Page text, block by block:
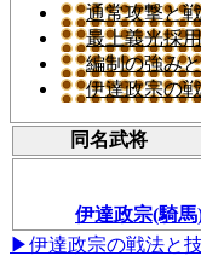
通常攻撃と
最上義光採
編制の強み
伊達政宗の
同名武将
伊達政宗(騎馬
▶伊達政宗の戦法と